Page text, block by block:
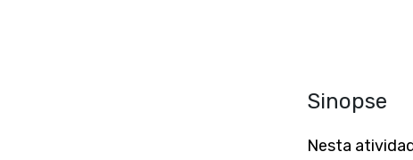
Sinopse
Nesta